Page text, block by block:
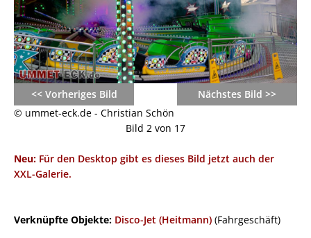
<< Vorheriges Bild
Nächstes Bild >>
© ummet-eck.de - Christian Schön
Bild 2 von 17
Neu: Für den Desktop gibt es dieses Bild jetzt auch der
XXL-Galerie.
Verknüpfte Objekte: Disco-Jet (Heitmann) (Fahrgeschäft)